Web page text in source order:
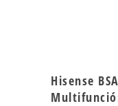
Hisense